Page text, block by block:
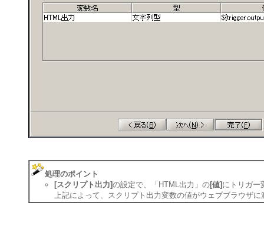
処理のポイント
[スクリプト出力]の設定で、「HTML出力」の[値] にトリガー
上記によって、スクリプト出力変数の値がウェブブラウザに